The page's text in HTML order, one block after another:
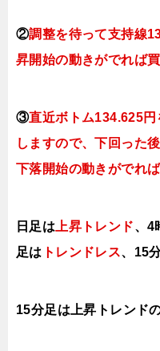
②調整を待って支持線
昇開始の動きがでれば
③直近ボトム134.625円
しますので、下回った
下落開始の動きがでれ
日足は上昇トレンド、4
足は トレンドレス、15
15分足は上昇トレンドの